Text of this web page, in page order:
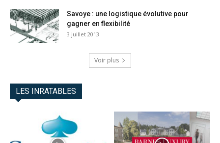
Savoye : une logistique évolutive pour
gagner en flexibilité
3 juillet 2013
Voir plus
LES INRATABLES